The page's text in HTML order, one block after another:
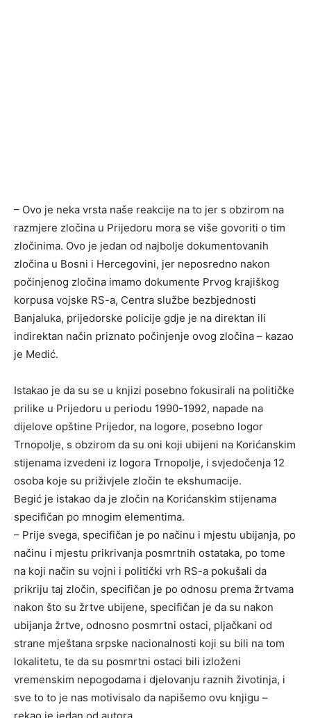
– Ovo je neka vrsta naše reakcije na to jer s obzirom na
razmjere zločina u Prijedoru mora se više govoriti o tim
zločinima. Ovo je jedan od najbolje dokumentovanih
zločina u Bosni i Hercegovini, jer neposredno nakon
počinjenog zločina imamo dokumente Prvog krajiškog
korpusa vojske RS-a, Centra službe bezbjednosti
Banjaluka, prijedorske policije gdje je na direktan ili
indirektan način priznato počinjenje ovog zločina – kazao
je Medić.
Istakao je da su se u knjizi posebno fokusirali na političke
prilike u Prijedoru u periodu 1990-1992, napade na
dijelove opštine Prijedor, na logore, posebno logor
Trnopolje, s obzirom da su oni koji ubijeni na Korićanskim
stijenama izvedeni iz logora Trnopolje, i svjedočenja 12
osoba koje su priživjele zločin te ekshumacije.
Begić je istakao da je zločin na Korićanskim stijenama
specifičan po mnogim elementima.
– Prije svega, specifičan je po načinu i mjestu ubijanja, po
načinu i mjestu prikrivanja posmrtnih ostataka, po tome
na koji način su vojni i politički vrh RS-a pokušali da
prikriju taj zločin, specifičan je po odnosu prema žrtvama
nakon što su žrtve ubijene, specifičan je da su nakon
ubijanja žrtve, odnosno posmrtni ostaci, pljačkani od
strane mještana srpske nacionalnosti koji su bili na tom
lokalitetu, te da su posmrtni ostaci bili izloženi
vremenskim nepogodama i djelovanju raznih životinja, i
sve to to je nas motivisalo da napišemo ovu knjigu –